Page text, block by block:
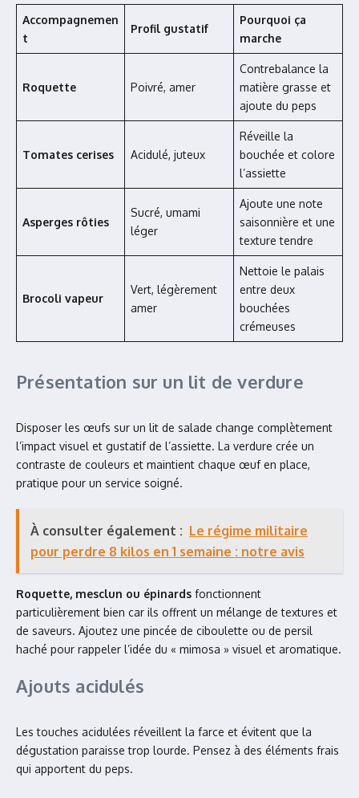
Accompagnemen
t
Profil gustatif
Pourquoi ça
marche
Roquette Poivré, amer
Contrebalance la
matière grasse et
ajoute du peps
Tomates cerises Acidulé, juteux
Réveille la
bouchée et colore
l’assiette
Asperges rôties
Sucré, umami
léger
Ajoute une note
saisonnière et une
texture tendre
Brocoli vapeur
Vert, légèrement
amer
Nettoie le palais
entre deux
bouchées
crémeuses
Présentation sur un lit de verdure
Disposer les œufs sur un lit de salade change complètement
l’impact visuel et gustatif de l’assiette. La verdure crée un
contraste de couleurs et maintient chaque œuf en place,
pratique pour un service soigné.
À consulter également : Le régime militaire
pour perdre 8 kilos en 1 semaine : notre avis
Roquette, mesclun ou épinards fonctionnent
particulièrement bien car ils offrent un mélange de textures et
de saveurs. Ajoutez une pincée de ciboulette ou de persil
haché pour rappeler l’idée du « mimosa » visuel et aromatique.
Ajouts acidulés
Les touches acidulées réveillent la farce et évitent que la
dégustation paraisse trop lourde. Pensez à des éléments frais
qui apportent du peps.